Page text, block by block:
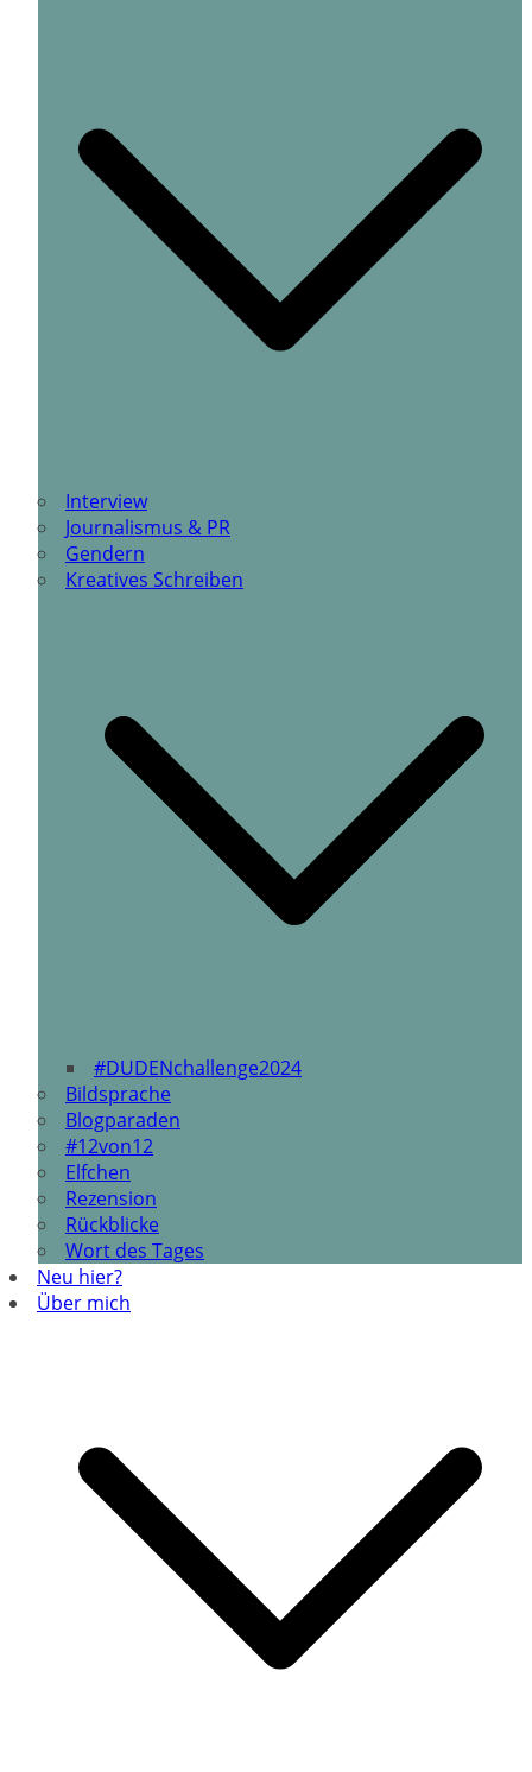
Interview
Journalismus & PR
Gendern
Kreatives Schreiben
#DUDENchallenge2024
Bildsprache
Blogparaden
#12von12
Elfchen
Rezension
Rückblicke
Wort des Tages
Neu hier?
Über mich